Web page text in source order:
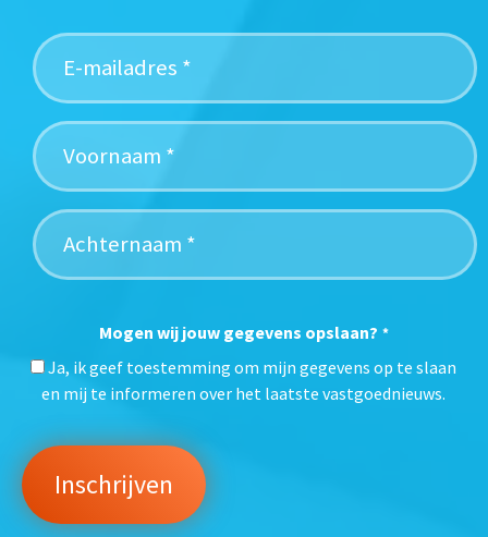
Mogen wij jouw gegevens opslaan? *
Ja, ik geef toestemming om mijn gegevens op te slaan
en mij te informeren over het laatste vastgoednieuws.